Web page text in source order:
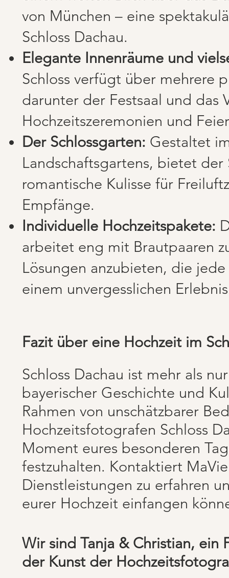
von München – eine
Schloss Dachau.
Elegante Innenräume und
Schloss verfügt über mehrere
darunter der Festsaal und das
Hochzeitszeremonien und
Der Schlossgarten: Gestaltet
Landschaftsgartens, bietet der
romantische Kulisse für
Empfänge.
Individuelle Hochzeitspakete:
arbeitet eng mit Brautpaaren
Lösungen anzubieten, die
einem unvergesslichen
Fazit über eine Hochzeit im
Schloss Dachau ist mehr als
bayerischer Geschichte und
Rahmen von unschätzbarer
Hochzeitsfotografen Schloss
Moment eures besonderen
festzuhalten. Kontaktiert
Dienstleistungen zu erfahren
eurer Hochzeit einfangen
Wir sind Tanja & Christian, ein
der Kunst der